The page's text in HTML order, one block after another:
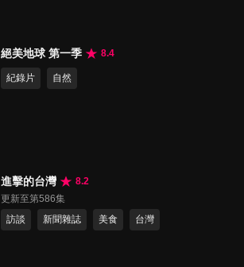
絕美地球 第一季 8.4
紀錄片 自然
進擊的台灣
8.2
更新至第586集
訪談
新聞雜誌 美食 台灣